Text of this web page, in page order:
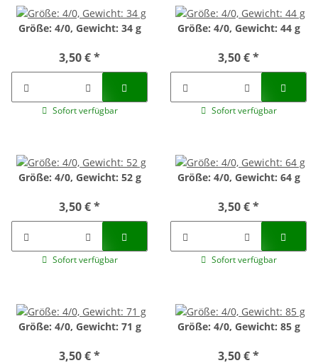
Größe: 4/0, Gewicht: 34 g
3,50 €*
Sofort verfügbar
Größe: 4/0, Gewicht: 44 g
3,50 €*
Sofort verfügbar
Größe: 4/0, Gewicht: 52 g
3,50 €*
Sofort verfügbar
Größe: 4/0, Gewicht: 64 g
3,50 €*
Sofort verfügbar
Größe: 4/0, Gewicht: 71 g
3,50 €*
Größe: 4/0, Gewicht: 85 g
3,50 €*